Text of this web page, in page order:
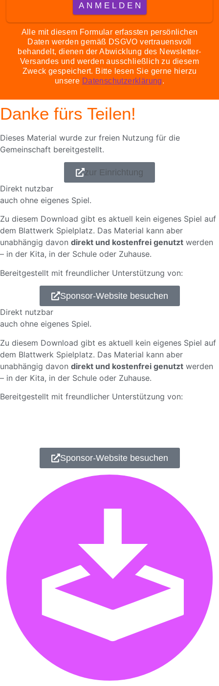
Alle mit diesem Formular erfassten persönlichen
Daten werden gemäß DSGVO vertrauensvoll
behandelt, dienen der Abwicklung des Newsletter-
Versandes und werden ausschließlich zu diesem
Zweck gespeichert. Bitte lesen Sie gerne hierzu
unsere Datenschutzerklärung.
Danke fürs Teilen!
Dieses Material wurde zur freien Nutzung für die
Gemeinschaft bereitgestellt.
zur Einrichtung
Direkt nutzbar
auch ohne eigenes Spiel.
Zu diesem Download gibt es aktuell kein eigenes Spiel auf
dem Blattwerk Spielplatz. Das Material kann aber
unabhängig davon direkt und kostenfrei genutzt werden
– in der Kita, in der Schule oder Zuhause.
Bereitgestellt mit freundlicher Unterstützung von:
Sponsor-Website besuchen
Direkt nutzbar
auch ohne eigenes Spiel.
Zu diesem Download gibt es aktuell kein eigenes Spiel auf
dem Blattwerk Spielplatz. Das Material kann aber
unabhängig davon direkt und kostenfrei genutzt werden
– in der Kita, in der Schule oder Zuhause.
Bereitgestellt mit freundlicher Unterstützung von:
Sponsor-Website besuchen